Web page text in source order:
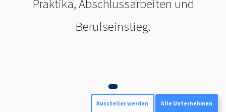
Praktika, Abschlussarbeiten und
Berufseinstieg.
Aussteller werden Alle Unternehmen